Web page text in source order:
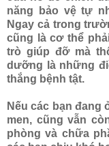
năng bảo vệ tự
Ngay cả trong
cũng là cơ thể
trò giúp đỡ mà
dưỡng là những
thắng bệnh tật.
Nếu các bạn đang
men, cũng vẫn
phòng và chữa